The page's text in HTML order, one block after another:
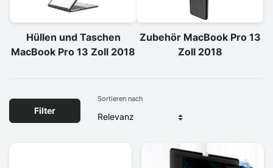
Hüllen und Taschen
MacBook Pro 13 Zoll 2018
Zubehör MacBook Pro 13
Zoll 2018
Filter
Sortieren nach